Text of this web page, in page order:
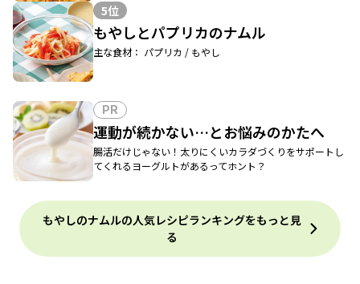
5位
もやしとパプリカのナムル
主な食材： パプリカ / もやし
PR
運動が続かない…とお悩みのかたへ
腸活だけじゃない！太りにくいカラダづくりをサポートし
てくれるヨーグルトがあるってホント？
もやしのナムルの人気レシピランキングをもっと見
る